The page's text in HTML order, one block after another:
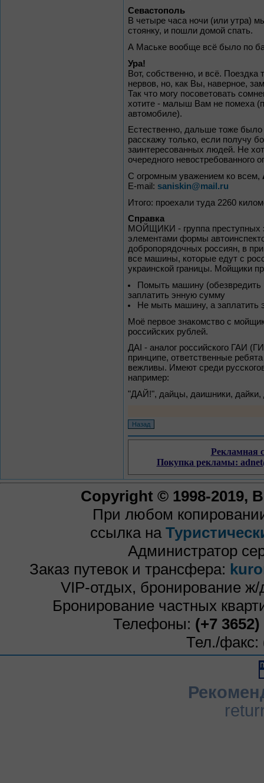
Севастополь
В четыре часа ночи (или утра)
стоянку, и пошли домой спать.
А Маське вообще всё было по
Ура!
Вот, собственно, и всё. Поездка
нервов, но, как Вы, наверное,
Так что могу посоветовать
хотите - малыш Вам не помеха
автомобиле).
Естественно, дальше тоже было
расскажу только, если получу
заинтересованных людей. Не
очередного невостребованного
С огромным уважением ко всем,
E-mail: saniskin@mail.ru
Итого: проехали туда 2260
Справка
МОЙЩИКИ - группа преступных
элементами формы
добропорядочных россиян, в
все машины, которые едут с
украинской границы. Мойщики
Помыть машину (обезвредить
заплатить энную сумму
Не мыть машину, а заплатить
Моё первое знакомство с
российских рублей.
ДАI - аналог российского ГАИ
принципе, ответственные
вежливы. Имеют среди
например:
"ДАЙ!", дайцы, даишники,
Copyright © 1998-2019,
При любом
ссылка на
Администратор
Заказ путевок и трансфера:
VIP-отдых, бронирование
Бронирование частных
Телефоны: (+7
Тел./факс: